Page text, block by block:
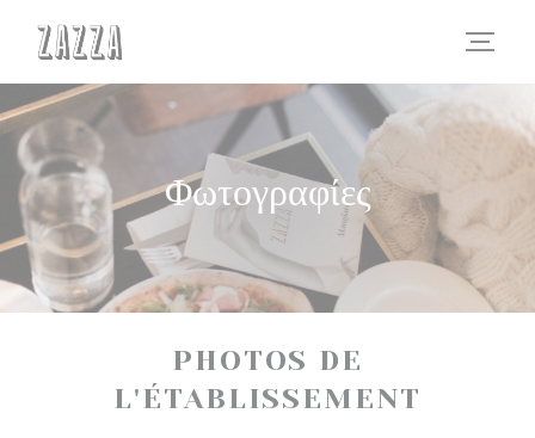
Φωτογραφίες
PHOTOS DE
L'ÉTABLISSEMENT